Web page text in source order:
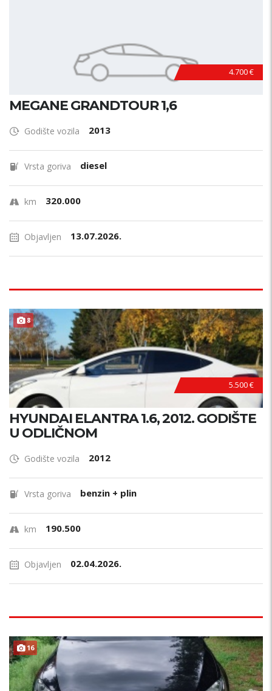
4.700 €
MEGANE GRANDTOUR 1,6
Godište vozila 2013
Vrsta goriva diesel
km 320.000
Objavljen 13.07.2026.
8 PLIN !
5.500 €
HYUNDAI ELANTRA 1.6, 2012. GODIŠTE
U ODLIČNOM
Godište vozila 2012
Vrsta goriva benzin + plin
km 190.500
Objavljen 02.04.2026.
16